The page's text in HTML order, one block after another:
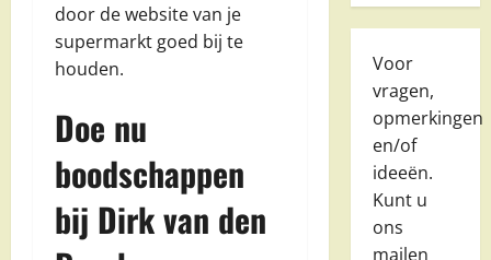
door de website van je
supermarkt goed bij te
houden.
Doe nu
boodschappen
bij Dirk van den
Voor
vragen,
opmerkingen
en/of
ideeën.
Kunt u
ons
mailen